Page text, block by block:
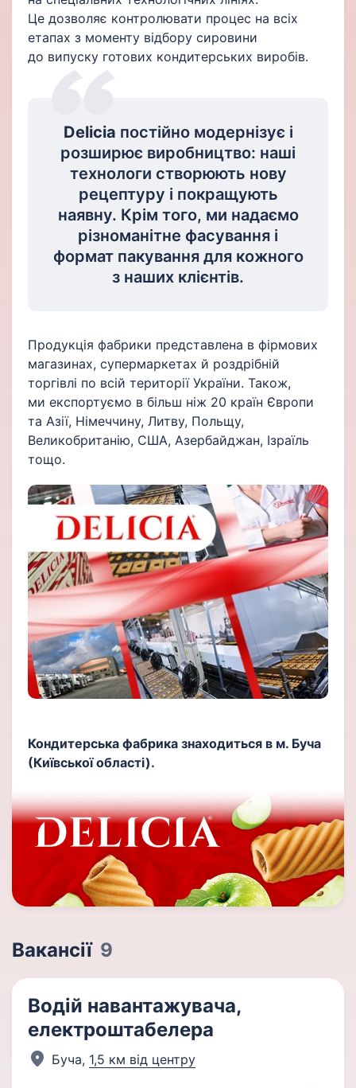
Це дозволяє контролювати процес на всіх
етапах з моменту відбору сировини
до випуску готових кондитерських виробів.
Delicia постійно модернізує і
розширює виробництво: наші
технологи створюють нову
рецептуру і покращують
наявну. Крім того, ми надаємо
різноманітне фасування і
формат пакування для кожного
з наших клієнтів.
Продукція фабрики представлена в фірмових
магазинах, супермаркетах й роздрібній
торгівлі по всій території України. Також,
ми експортуємо в більш ніж 20 країн Європи
та Азії, Німеччину, Литву, Польщу,
Великобританію, США, Азербайджан, Ізраїль
тощо.
Кондитерська фабрика знаходиться в м. Буча
(Київської області).
Вакансії 9
Водій навантажувача,
електроштабелера
Буча, 1,5 км від центру